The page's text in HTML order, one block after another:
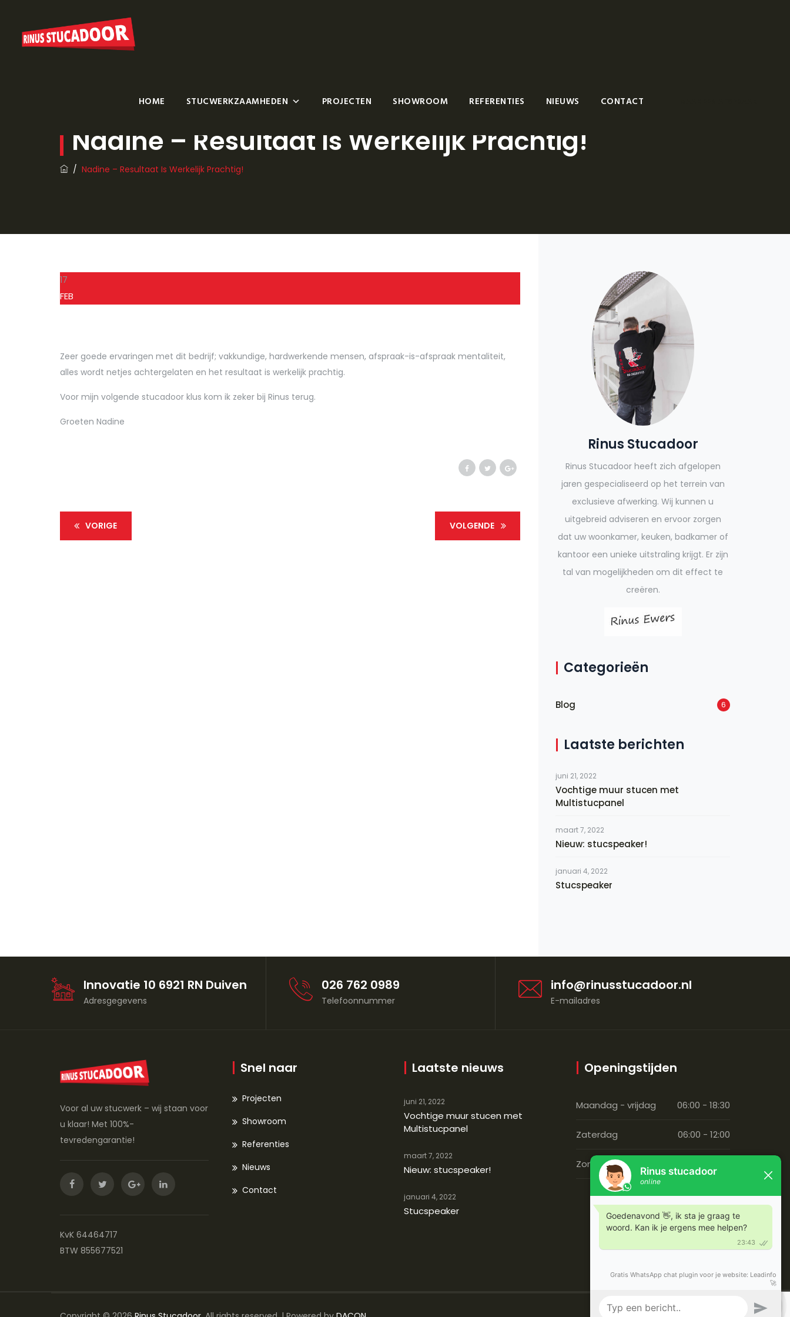
HOME STUCWERKZAAMHEDEN PROJECTEN SHOWROOM REFERENTIES NIEUWS CONTACT
Nadine – Resultaat Is Werkelijk Prachtig!
/ Nadine – Resultaat Is Werkelijk Prachtig!
17
FEB
Zeer goede ervaringen met dit bedrijf; vakkundige, hardwerkende mensen, afspraak-is-afspraak mentaliteit,
alles wordt netjes achtergelaten en het resultaat is werkelijk prachtig.
Voor mijn volgende stucadoor klus kom ik zeker bij Rinus terug.
Groeten Nadine
VORIGE VOLGENDE
Rinus Stucadoor
Rinus Stucadoor heeft zich afgelopen
jaren gespecialiseerd op het terrein van
exclusieve afwerking. Wij kunnen u
uitgebreid adviseren en ervoor zorgen
dat uw woonkamer, keuken, badkamer of
kantoor een unieke uitstraling krijgt. Er zijn
tal van mogelijkheden om dit effect te
creëren.
Categorieën
Blog 6
Laatste berichten
juni 21, 2022
Vochtige muur stucen met
Multistucpanel
maart 7, 2022
Nieuw: stucspeaker!
januari 4, 2022
Stucspeaker
Innovatie 10 6921 RN Duiven
Adresgegevens
026 762 0989
Telefoonnummer
info@rinusstucadoor.nl
E-mailadres
Voor al uw stucwerk – wij staan voor
u klaar! Met 100%-
tevredengarantie!
KvK 64464717
BTW 855677521
Snel naar
Projecten
Showroom
Referenties
Nieuws
Contact
Laatste nieuws
juni 21, 2022
Vochtige muur stucen met
Multistucpanel
maart 7, 2022
Nieuw: stucspeaker!
januari 4, 2022
Stucspeaker
Openingstijden
Maandag - vrijdag 06:00 - 18:30
Zaterdag 06:00 - 12:00
Zondag